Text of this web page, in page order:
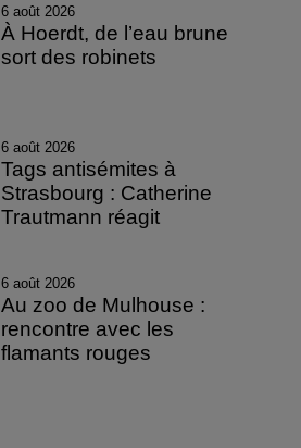
6 août 2026
À Hoerdt, de l’eau brune
sort des robinets
6 août 2026
Tags antisémites à
Strasbourg : Catherine
Trautmann réagit
6 août 2026
Au zoo de Mulhouse :
rencontre avec les
flamants rouges